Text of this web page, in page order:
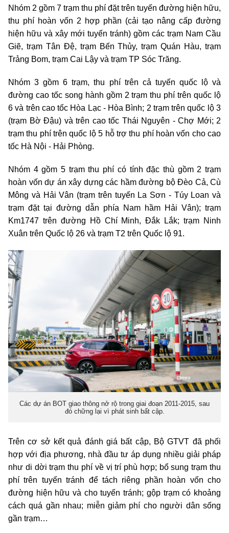
Nhóm 2 gồm 7 trạm thu phí đặt trên tuyến đường hiện hữu,
thu phí hoàn vốn 2 hợp phần (cải tạo nâng cấp đường
hiện hữu và xây mới tuyến tránh) gồm các trạm Nam Cầu
Giẽ, trạm Tân Đệ, trạm Bến Thủy, trạm Quán Hàu, trạm
Trảng Bom, trạm Cai Lậy và trạm TP Sóc Trăng.
Nhóm 3 gồm 6 trạm, thu phí trên cả tuyến quốc lộ và
đường cao tốc song hành gồm 2 trạm thu phí trên quốc lộ
6 và trên cao tốc Hòa Lạc - Hòa Bình; 2 trạm trên quốc lộ 3
(trạm Bờ Đậu) và trên cao tốc Thái Nguyên - Chợ Mới; 2
trạm thu phí trên quốc lộ 5 hỗ trợ thu phí hoàn vốn cho cao
tốc Hà Nội - Hải Phòng.
Nhóm 4 gồm 5 trạm thu phí có tính đặc thù gồm 2 trạm
hoàn vốn dự án xây dựng các hầm đường bộ Đèo Cả, Cù
Mông và Hải Vân (trạm trên tuyến La Sơn - Túy Loan và
trạm đặt tại đường dẫn phía Nam hầm Hải Vân); trạm
Km1747 trên đường Hồ Chí Minh, Đắk Lắk; trạm Ninh
Xuân trên Quốc lộ 26 và trạm T2 trên Quốc lộ 91.
Các dự án BOT giao thông nở rộ trong giai đoạn 2011-2015, sau
đó chững lại vì phát sinh bất cập.
Trên cơ sở kết quả đánh giá bất cập, Bộ GTVT đã phối
hợp với địa phương, nhà đầu tư áp dụng nhiều giải pháp
như di dời trạm thu phí về vị trí phù hợp; bổ sung trạm thu
phí trên tuyến tránh để tách riêng phần hoàn vốn cho
đường hiện hữu và cho tuyến tránh; gộp trạm có khoảng
cách quá gần nhau; miễn giảm phí cho người dân sống
gần trạm…